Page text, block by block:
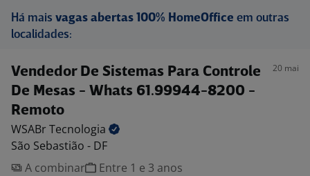
Há mais vagas abertas 100% HomeOffice em outras
localidades:
Vendedor De Sistemas Para Controle
De Mesas - Whats 61.99944-8200 -
Remoto
20 mai
WSABrTecnologia
São Sebastião - DF
A combinar
Entre 1 e 3 anos